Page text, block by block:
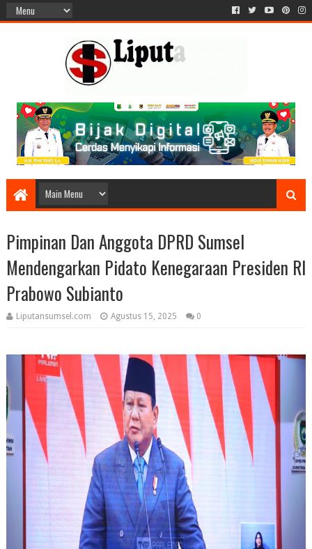
Pimpinan Dan Anggota DPRD Sumsel
Mendengarkan Pidato Kenegaraan Presiden RI
Prabowo Subianto
Liputansumsel.com Agustus 15, 2025 0